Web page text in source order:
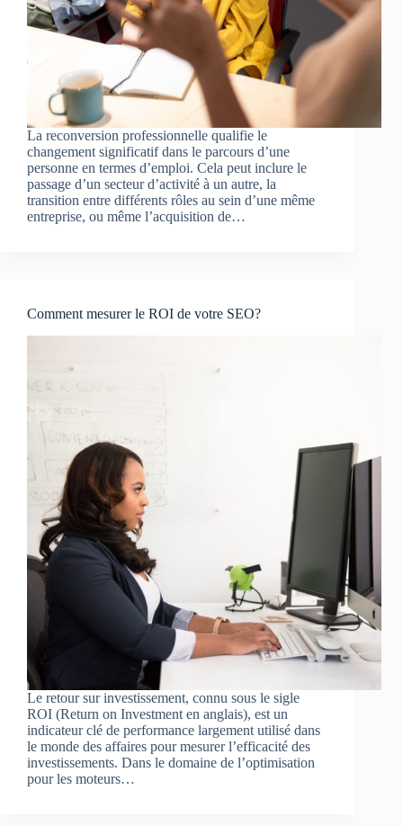
La reconversion professionnelle qualifie le
changement significatif dans le parcours d’une
personne en termes d’emploi. Cela peut inclure le
passage d’un secteur d’activité à un autre, la
transition entre différents rôles au sein d’une même
entreprise, ou même l’acquisition de…
Comment mesurer le ROI de votre SEO?
Le retour sur investissement, connu sous le sigle
ROI (Return on Investment en anglais), est un
indicateur clé de performance largement utilisé dans
le monde des affaires pour mesurer l’efficacité des
investissements. Dans le domaine de l’optimisation
pour les moteurs…